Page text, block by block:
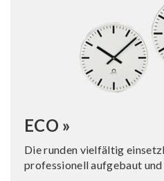
ECO »
Die runden vielfältig
professionell aufgebaut